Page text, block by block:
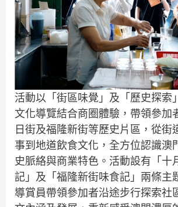
活動以「街區味覺」及「歷史探索
文化導覽結合商圈體驗，帶領參加
日街及福隆新街等歷史片區，從街
事到地道飲食文化，全方位認識澳
史脈絡與商業特色。活動設有「十
記」及「福隆新街味食記」兩條主
導賞員帶領參加者沿途步行探索社